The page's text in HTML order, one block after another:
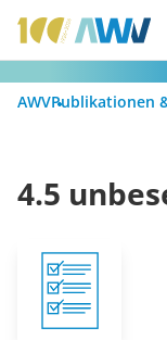
AWVPublikationen
4.5